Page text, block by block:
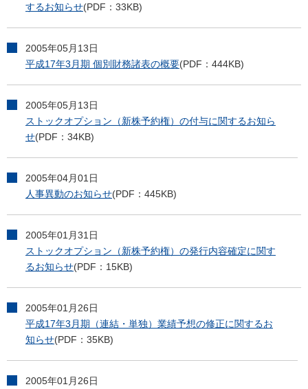
するお知らせ(PDF：33KB)
2005年05月13日
平成17年3月期 個別財務諸表の概要(PDF：444KB)
2005年05月13日
ストックオプション（新株予約権）の付与に関するお知ら
せ(PDF：34KB)
2005年04月01日
人事異動のお知らせ(PDF：445KB)
2005年01月31日
ストックオプション（新株予約権）の発行内容確定に関す
るお知らせ(PDF：15KB)
2005年01月26日
平成17年3月期（連結・単独）業績予想の修正に関するお
知らせ(PDF：35KB)
2005年01月26日